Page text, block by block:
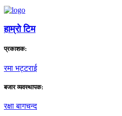
हाम्राे टिम
प्रकाशक:
रमा भट्टराई
बजार व्यवस्थापक:
रक्षा बागचन्द